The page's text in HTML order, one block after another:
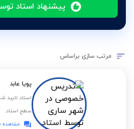
پیشنهاد استاد
مرتب سازی براساس
پویا عابد
استاد تایید
سطح استاد:
مشاهده 45 دیدگاه